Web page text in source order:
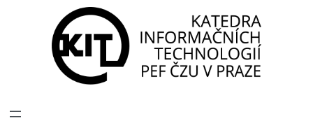
informačních technologií
Zprávy, Akce,
RURBANIVE